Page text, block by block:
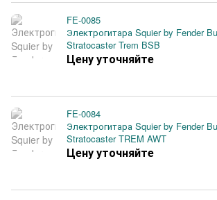
FE-0085
Электрогитара Squier by Fender
Stratocaster Trem BSB
Цену уточняйте
FE-0084
Электрогитара Squier by Fender
Stratocaster TREM AWT
Цену уточняйте